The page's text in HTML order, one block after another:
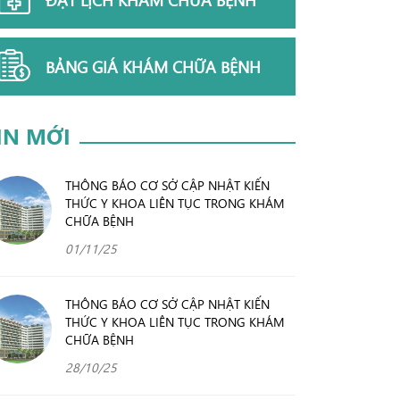
BẢNG GIÁ KHÁM CHỮA BỆNH
MỚI
THÔNG BÁO CƠ SỞ CẬP NHẬT KIẾN
THỨC Y KHOA LIÊN TỤC TRONG KHÁM
CHỮA BỆNH
01/11/25
THÔNG BÁO CƠ SỞ CẬP NHẬT KIẾN
THỨC Y KHOA LIÊN TỤC TRONG KHÁM
CHỮA BỆNH
28/10/25